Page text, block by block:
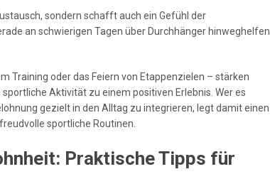
sondern schafft auch ein Gefühl der
an schwierigen Tagen über Durchhänger hinweghelfen
Training oder das Feiern von Etappenzielen – stärken
Aktivität zu einem positiven Erlebnis. Wer es
gezielt in den Alltag zu integrieren, legt damit einen
sportliche Routinen.
Praktische Tipps für